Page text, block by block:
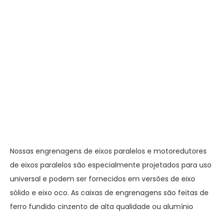
Nossas engrenagens de eixos paralelos e motoredutores
de eixos paralelos são especialmente projetados para uso
universal e podem ser fornecidos em versões de eixo
sólido e eixo oco. As caixas de engrenagens são feitas de
ferro fundido cinzento de alta qualidade ou alumínio